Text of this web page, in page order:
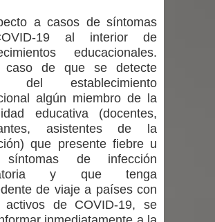
a casos de síntomas
19 al interior de
educacionales.
de que se detecte
del establecimiento
algún miembro de la
educativa (docentes,
asistentes de la
que presente fiebre u
síntomas de infección
y que tenga
de viaje a países con
activos de COVID-19, se